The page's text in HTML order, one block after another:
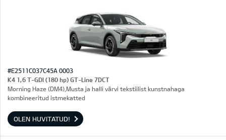
#E2511C037C45A 0003
K4 1,6 T-GDI (180 hp) GT-Line 7DCT
Morning Haze (DM4),Musta ja halli värvi tekstiilist kunstnahaga
kombineeritud istmekatted
OLEN HUVITATUD!